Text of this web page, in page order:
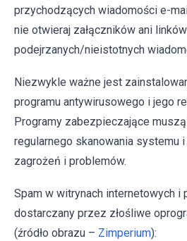
przychodzących wiadomości e-
nie otwieraj załączników ani
podejrzanych/nieistotnych
Niezwykle ważne jest
programu antywirusowego i jego
Programy zabezpieczające
regularnego skanowania systemu
zagrożeń i problemów.
Spam w witrynach internetowych i
dostarczany przez złośliwe
(źródło obrazu – Zimperium):